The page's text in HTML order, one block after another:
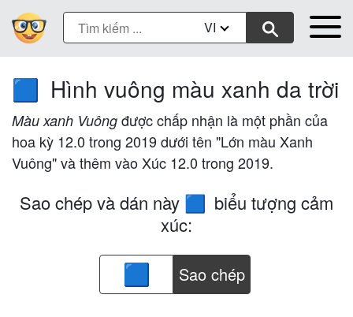
VI
🟦 Hình vuông màu xanh da trời
Màu xanh Vuông được chấp nhận là một phần của
hoa kỳ 12.0 trong 2019 dưới tên "Lớn màu Xanh
Vuông" và thêm vào Xúc 12.0 trong 2019.
Sao chép và dán này 🟦
biểu tượng cảm
xúc:
Sao chép